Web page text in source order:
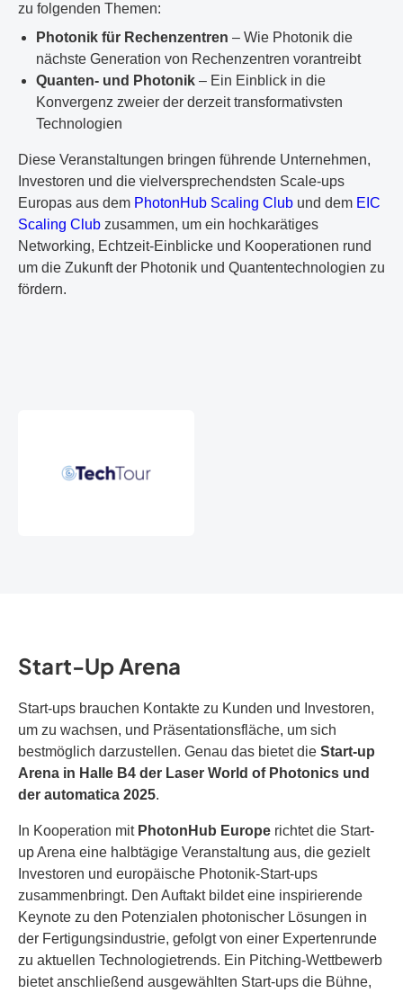
zu folgenden Themen:
Photonik für Rechenzentren – Wie Photonik die
nächste Generation von Rechenzentren vorantreibt
Quanten- und Photonik – Ein Einblick in die
Konvergenz zweier der derzeit transformativsten
Technologien
Diese Veranstaltungen bringen führende Unternehmen,
Investoren und die vielversprechendsten Scale-ups
Europas aus dem PhotonHub Scaling Club und dem EIC
Scaling Club zusammen, um ein hochkarätiges
Networking, Echtzeit-Einblicke und Kooperationen rund
um die Zukunft der Photonik und Quantentechnologien zu
fördern.
Start-Up Arena
Start-ups brauchen Kontakte zu Kunden und Investoren,
um zu wachsen, und Präsentationsfläche, um sich
bestmöglich darzustellen. Genau das bietet die Start-up
Arena in Halle B4 der Laser World of Photonics und
der automatica 2025.
In Kooperation mit PhotonHub Europe richtet die Start-
up Arena eine halbtägige Veranstaltung aus, die gezielt
Investoren und europäische Photonik-Start-ups
zusammenbringt. Den Auftakt bildet eine inspirierende
Keynote zu den Potenzialen photonischer Lösungen in
der Fertigungsindustrie, gefolgt von einer Expertenrunde
zu aktuellen Technologietrends. Ein Pitching-Wettbewerb
bietet anschließend ausgewählten Start-ups die Bühne,